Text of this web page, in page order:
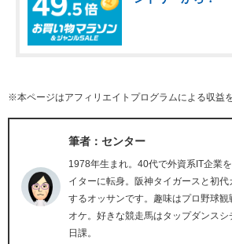
※本ページはアフィリエイトプログラムによる収益
筆者：センター
1978年生まれ。40代で外資系IT企業
イターに転身。阪神タイガースと初
するオッサンです。趣味はプロ野球観
オケ。好きな競走馬はタップダンス
日課。